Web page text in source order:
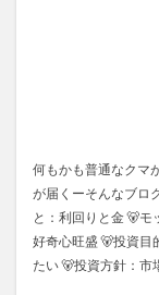
何もかも普通なクマ
が届くーそんなブロ
と：利回りと金 🐻モ
好奇心旺盛 🐻投資目
たい 🐻投資方針：市